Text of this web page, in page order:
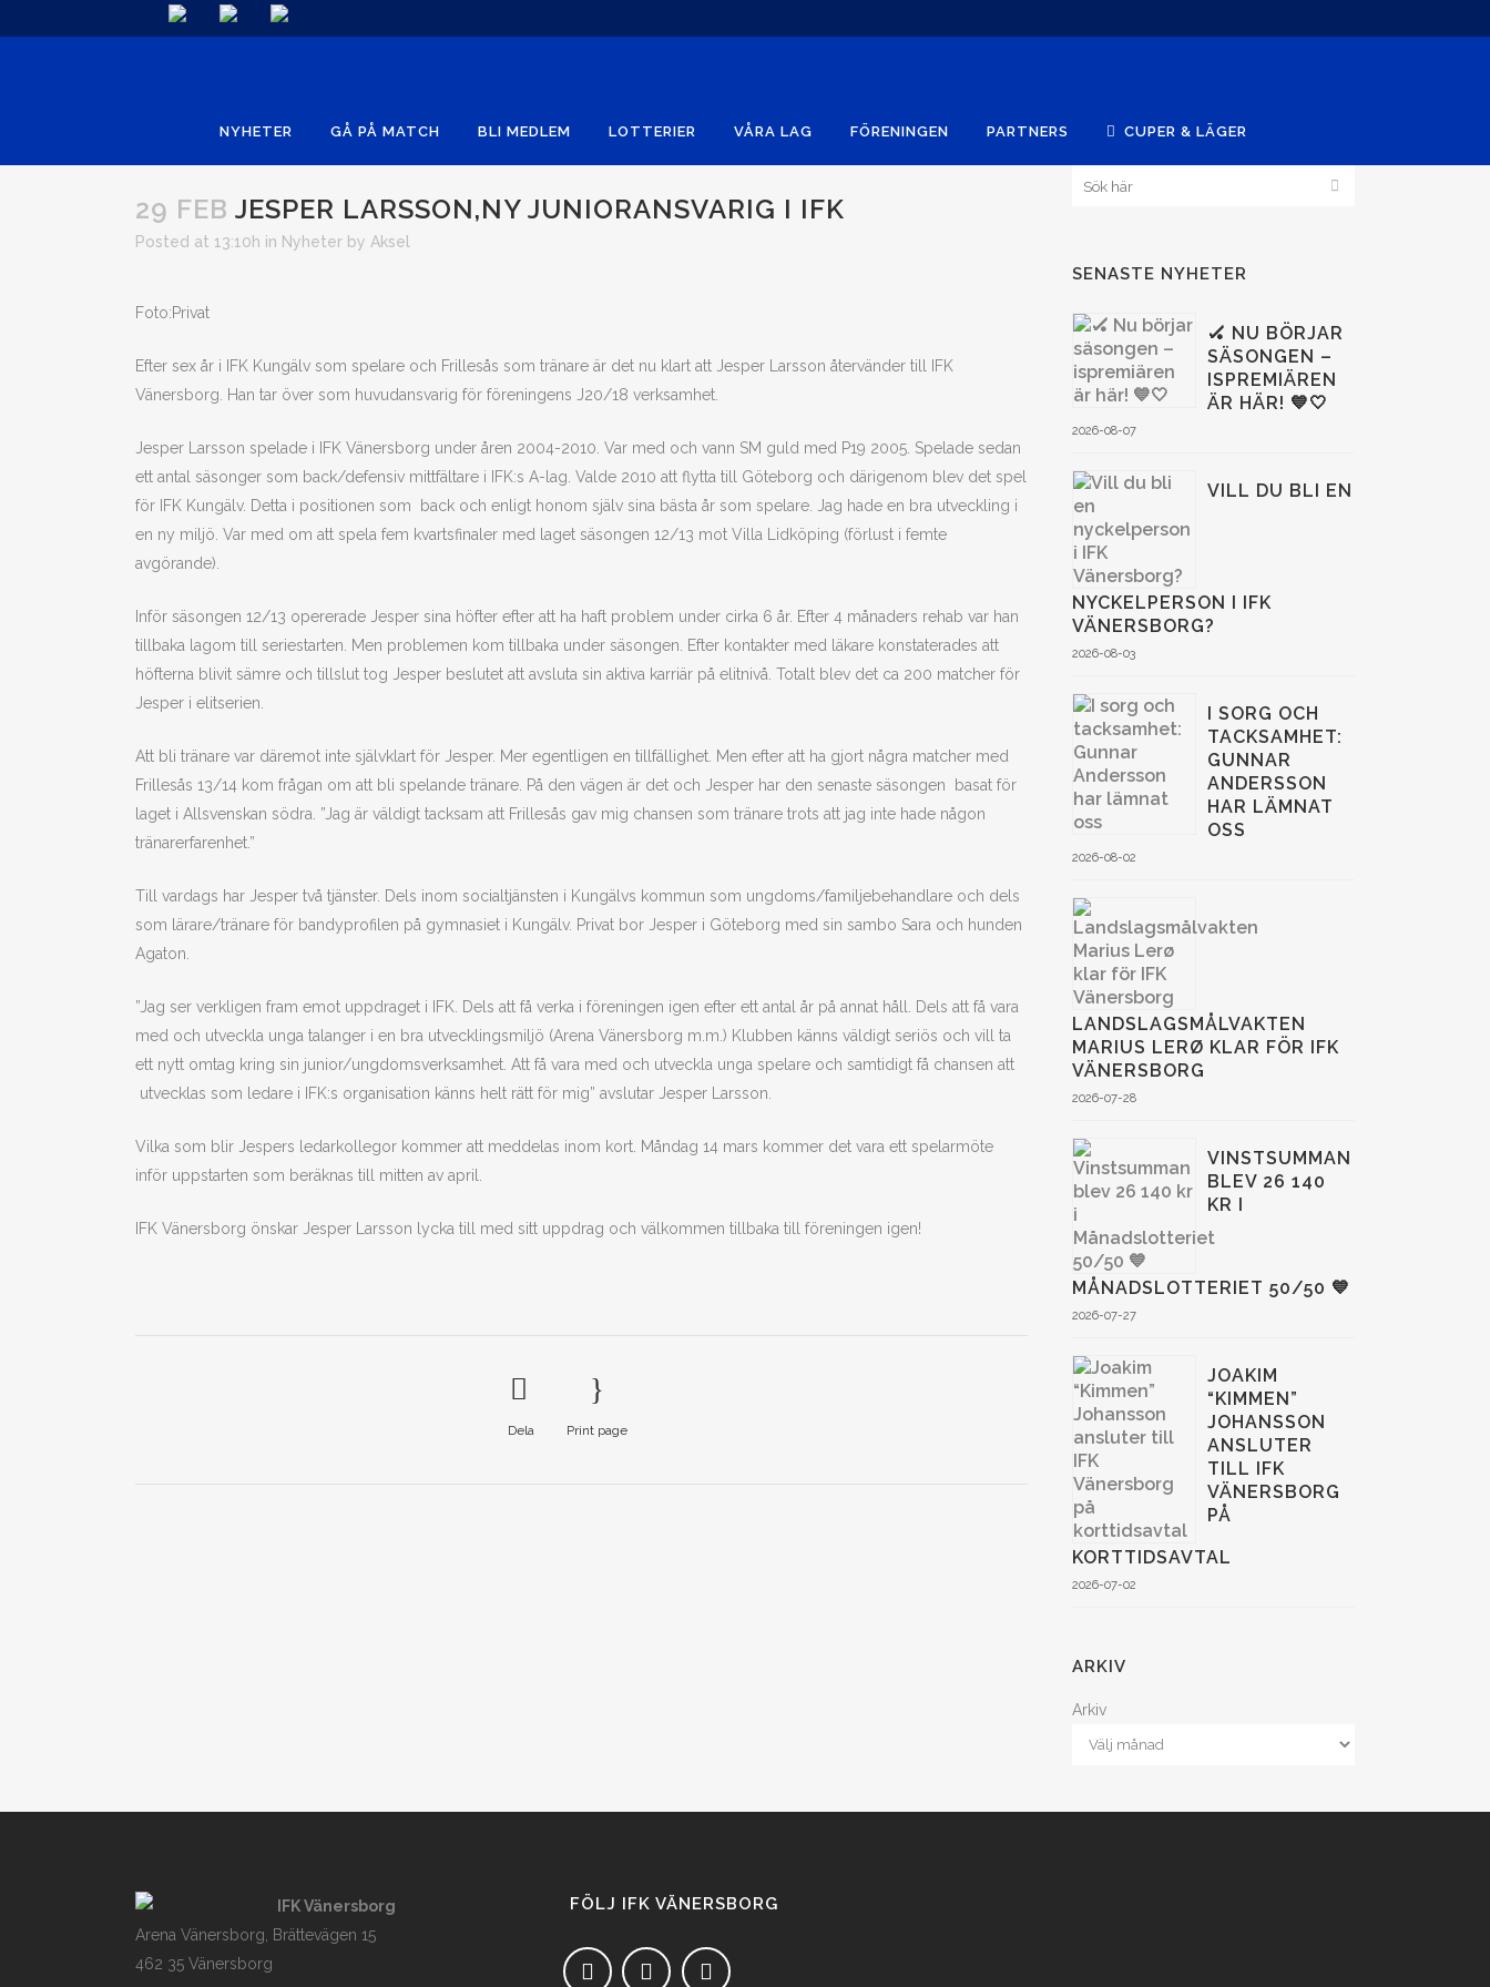
NYHETER GÅ PÅ MATCH BLI MEDLEM LOTTERIER VÅRA LAG FÖRENINGEN PARTNERS CUPER & LÄGER
29 FEB JESPER LARSSON,NY JUNIORANSVARIG I IFK
Posted at 13:10h in Nyheter by Aksel
Foto:Privat
Efter sex år i IFK Kungälv som spelare och Frillesås som tränare är det nu klart att Jesper Larsson återvänder till IFK
Vänersborg. Han tar över som huvudansvarig för föreningens J20/18 verksamhet.
Jesper Larsson spelade i IFK Vänersborg under åren 2004-2010. Var med och vann SM guld med P19 2005. Spelade sedan
ett antal säsonger som back/defensiv mittfältare i IFK:s A-lag. Valde 2010 att flytta till Göteborg och därigenom blev det spel
för IFK Kungälv. Detta i positionen som back och enligt honom själv sina bästa år som spelare. Jag hade en bra utveckling i
en ny miljö. Var med om att spela fem kvartsfinaler med laget säsongen 12/13 mot Villa Lidköping (förlust i femte
avgörande).
Inför säsongen 12/13 opererade Jesper sina höfter efter att ha haft problem under cirka 6 år. Efter 4 månaders rehab var han
tillbaka lagom till seriestarten. Men problemen kom tillbaka under säsongen. Efter kontakter med läkare konstaterades att
höfterna blivit sämre och tillslut tog Jesper beslutet att avsluta sin aktiva karriär på elitnivå. Totalt blev det ca 200 matcher för
Jesper i elitserien.
Att bli tränare var däremot inte självklart för Jesper. Mer egentligen en tillfällighet. Men efter att ha gjort några matcher med
Frillesås 13/14 kom frågan om att bli spelande tränare. På den vägen är det och Jesper har den senaste säsongen basat för
laget i Allsvenskan södra. ”Jag är väldigt tacksam att Frillesås gav mig chansen som tränare trots att jag inte hade någon
tränarerfarenhet.”
Till vardags har Jesper två tjänster. Dels inom socialtjänsten i Kungälvs kommun som ungdoms/familjebehandlare och dels
som lärare/tränare för bandyprofilen på gymnasiet i Kungälv. Privat bor Jesper i Göteborg med sin sambo Sara och hunden
Agaton.
”Jag ser verkligen fram emot uppdraget i IFK. Dels att få verka i föreningen igen efter ett antal år på annat håll. Dels att få vara
med och utveckla unga talanger i en bra utvecklingsmiljö (Arena Vänersborg m.m.) Klubben känns väldigt seriös och vill ta
ett nytt omtag kring sin junior/ungdomsverksamhet. Att få vara med och utveckla unga spelare och samtidigt få chansen att
utvecklas som ledare i IFK:s organisation känns helt rätt för mig” avslutar Jesper Larsson.
Vilka som blir Jespers ledarkollegor kommer att meddelas inom kort. Måndag 14 mars kommer det vara ett spelarmöte
inför uppstarten som beräknas till mitten av april.
IFK Vänersborg önskar Jesper Larsson lycka till med sitt uppdrag och välkommen tillbaka till föreningen igen!
Dela Print page
SENASTE NYHETER
🏑 NU BÖRJAR
SÄSONGEN –
ISPREMIÄREN
ÄR HÄR! 💙🤍
2026-08-07
VILL DU BLI EN
NYCKELPERSON I IFK
VÄNERSBORG?
2026-08-03
I SORG OCH
TACKSAMHET:
GUNNAR
ANDERSSON
HAR LÄMNAT
OSS
2026-08-02
LANDSLAGSMÅLVAKTEN
MARIUS LERØ KLAR FÖR IFK
VÄNERSBORG
2026-07-28
VINSTSUMMAN
BLEV 26 140
KR I
MÅNADSLOTTERIET 50/50 💙
2026-07-27
JOAKIM
“KIMMEN”
JOHANSSON
ANSLUTER
TILL IFK
VÄNERSBORG
PÅ
KORTTIDSAVTAL
2026-07-02
ARKIV
Arkiv
IFK Vänersborg
Arena Vänersborg, Brättevägen 15
462 35 Vänersborg
FÖLJ IFK VÄNERSBORG